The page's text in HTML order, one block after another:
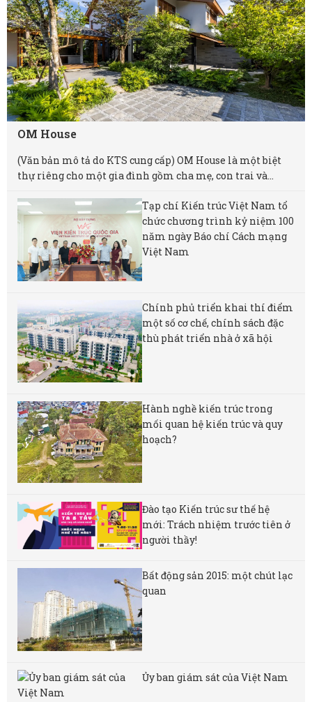
OM House
(Văn bản mô tả do KTS cung cấp) OM House là một biệt
thự riêng cho một gia đình gồm cha mẹ, con trai và...
Tạp chí Kiến trúc Việt Nam tổ
chức chương trình kỷ niệm 100
năm ngày Báo chí Cách mạng
Việt Nam
Chính phủ triển khai thí điểm
một số cơ chế, chính sách đặc
thù phát triển nhà ở xã hội
Hành nghề kiến trúc trong
mối quan hệ kiến trúc và quy
hoạch?
Đào tạo Kiến trúc sư thế hệ
mới: Trách nhiệm trước tiên ở
người thầy!
Bất động sản 2015: một chút lạc
quan
Ủy ban giám sát của Việt Nam